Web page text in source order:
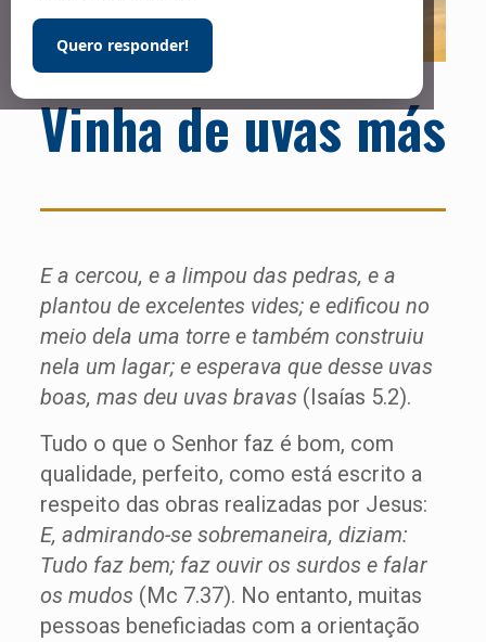
Quero responder!
Vinha de uvas más
E a cercou, e a limpou das pedras, e a
plantou de excelentes vides; e edificou no
meio dela uma torre e também construiu
nela um lagar; e esperava que desse uvas
boas, mas deu uvas bravas (Isaías 5.2).
Tudo o que o Senhor faz é bom, com
qualidade, perfeito, como está escrito a
respeito das obras realizadas por Jesus:
E, admirando-se sobremaneira, diziam:
Tudo faz bem; faz ouvir os surdos e falar
os mudos (Mc 7.37). No entanto, muitas
pessoas beneficiadas com a orientação